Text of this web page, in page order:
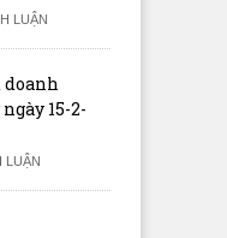
LUẬN
doanh
15-2-
LUẬN